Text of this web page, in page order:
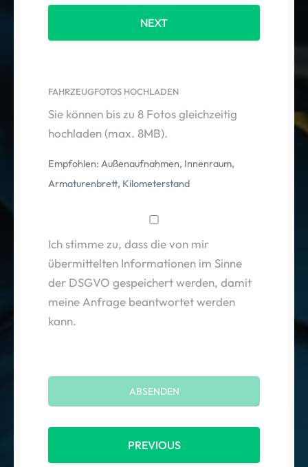
NEXT
FAHRZEUGFOTOS HOCHLADEN
Sie können bis zu 8 Fotos gleichzeitig
hochladen (max. 8MB).
Empfohlen: Außenaufnahmen, Innenraum,
Armaturenbrett, Kilometerstand
Ich stimme zu, dass die von mir
übermittelten Informationen im Sinne
der DSGVO gespeichert werden, damit
meine Anfrage beantwortet werden
kann.
PREVIOUS